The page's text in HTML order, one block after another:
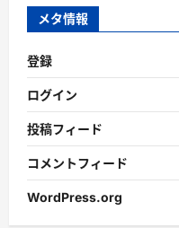
ブ
メタ情報
登録
ログイン
投稿フィード
コメントフィード
WordPress.org